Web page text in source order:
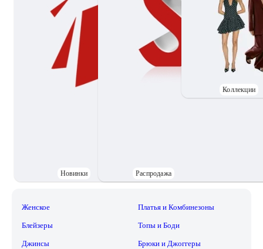
Новинки Распродажа
Коллекции
Женское Платья и Комбинезоны
Блейзеры Топы и Боди
Джинсы Брюки и Джоггеры